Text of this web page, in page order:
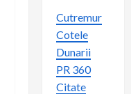
Cutremur
Cotele
Dunarii
PR 360
Citate